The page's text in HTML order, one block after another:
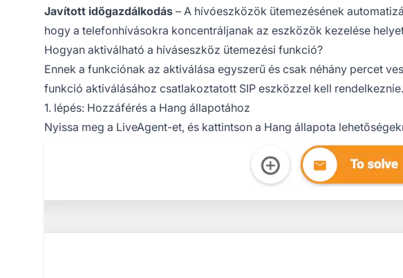
Javított időgazdálkodás – A hívóeszközök ütemezésének
hogy a telefonhívásokra koncentráljanak az eszközök kezelése
Hogyan aktiválható a híváseszköz ütemezési funkció?
Ennek a funkciónak az aktiválása egyszerű és csak néhány percet
funkció aktiválásához csatlakoztatott SIP eszközzel kell rendelkeznie.
1. lépés: Hozzáférés a Hang állapotához
Nyissa meg a LiveAgent-et, és kattintson a Hang állapota